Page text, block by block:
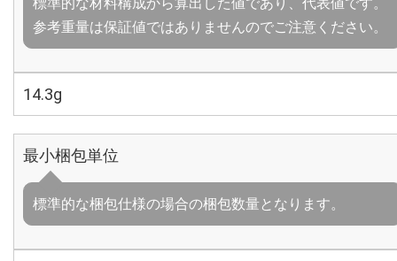
参考重量は保証値ではありませんのでご注意ください。
14.3g
最小梱包単位
標準的な梱包仕様の場合の梱包数量となります。